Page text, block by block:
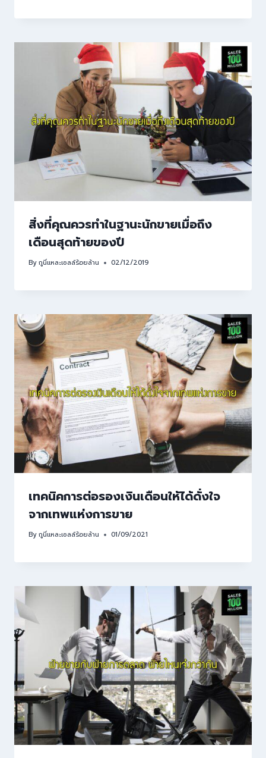
สิ่งที่คุณควรทำในฐานะนักขายเมื่อถึง
เดือนสุดท้ายของปี
Byกูนี่แหละเซลล์ร้อยล้าน 02/12/2019
เทคนิคการต่อรองเงินเดือนให้ได้ดั่งใจ
จากเทพแห่งการขาย
Byกูนี่แหละเซลล์ร้อยล้าน 01/09/2021